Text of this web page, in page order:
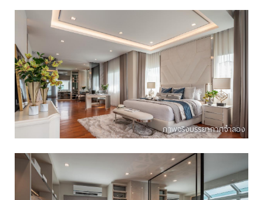
ภาพจริงบรรยากาศจำลอง